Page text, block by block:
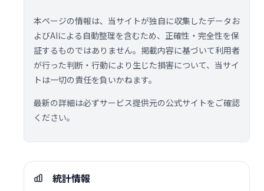
本ページの情報は、当サイトが独自に収集したデータお
よびAIによる自動整理を含むため、正確性・完全性を保
証するものではありません。掲載内容に基づいて利用者
が行った判断・行動により生じた損害について、当サイ
トは一切の責任を負いかねます。
最新の詳細は必ずサービス提供元の公式サイトをご確認
ください。
統計情報